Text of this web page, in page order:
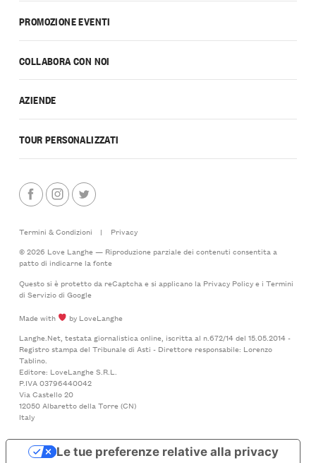
PROMOZIONE EVENTI
COLLABORA CON NOI
AZIENDE
TOUR PERSONALIZZATI
Termini & Condizioni |
Privacy
© 2026 Love Langhe — Riproduzione parziale dei contenuti consentita a
patto di indicarne la fonte
Questo si è protetto da reCaptcha e si applicano la Privacy Policye i Termini
di Serviziodi Google
Made with
by LoveLanghe
Langhe.Net, testata giornalistica online, iscritta al n.672/14 del 15.05.2014 -
Registro stampa del Tribunale di Asti - Direttore responsabile: Lorenzo
Tablino.
Editore: LoveLanghe S.R.L.
P.IVA 03796440042
Via Castello 20
12050 Albaretto della Torre (CN)
Italy
Le tue preferenze relative alla privacy